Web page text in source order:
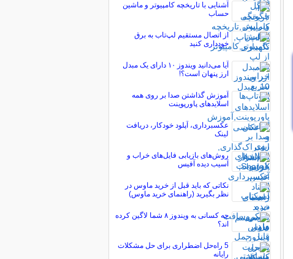
آشنایی با تاریخچه کامپیوتر و ماشین
حساب
از اتصال مستقیم لپ‌تاب به برق
خودداری کنید
آیا می‌دانید ویندوز ۱۰ دارای یک مبدل
ارز پنهان است؟!
آموزش گذاشتن صدا بر روی همه
اسلایدهای پاورپوینت
عکسبرداری، آپلود خودکار، دریافت
لینک
روش‌های بازیابی فایل‌های خراب و
آسیب دیده آفیس
نکاتی که باید قبل از خرید ماوس در
نظر بگیرید (راهنمای خرید ماوس)
چه کسانی به ویندوز ۸ شما لاگین کرده
اند؟
5 راه‌حل اضطراری برای حل مشکلات
رایانه